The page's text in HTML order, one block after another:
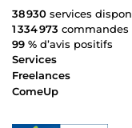
38 930 services
1 334 973 commandes
99 % d’avis positifs
Services
Freelances
ComeUp